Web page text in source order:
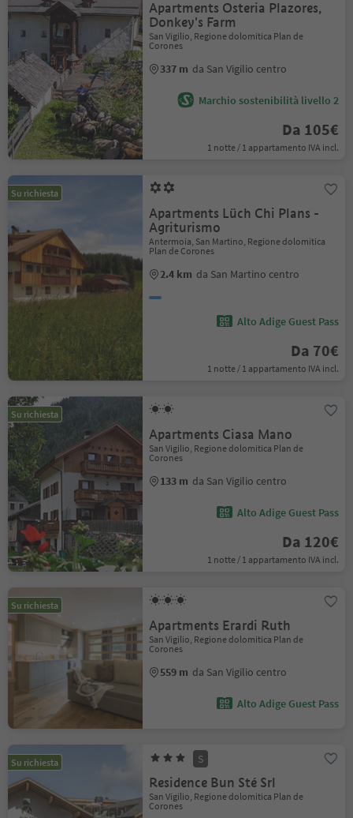
Apartments Osteria Plazores,
Donkey's Farm
San Vigilio, Regione dolomitica Plan de
Corones
337 m da San Vigilio centro
Marchio sostenibilità livello 2
Da 105€
1 notte / 1 appartamento IVA incl.
Su richiesta
Apartments Lüch Chi Plans -
Agriturismo
Antermoia, San Martino, Regione dolomitica
Plan de Corones
2.4 km da San Martino centro
Alto Adige Guest Pass
Da 70€
1 notte / 1 appartamento IVA incl.
Su richiesta
Apartments Ciasa Mano
San Vigilio, Regione dolomitica Plan de
Corones
133 m da San Vigilio centro
Alto Adige Guest Pass
Da 120€
1 notte / 1 appartamento IVA incl.
Su richiesta
Apartments Erardi Ruth
San Vigilio, Regione dolomitica Plan de
Corones
559 m da San Vigilio centro
Alto Adige Guest Pass
Su richiesta S
Residence Bun Sté Srl
San Vigilio, Regione dolomitica Plan de
Corones